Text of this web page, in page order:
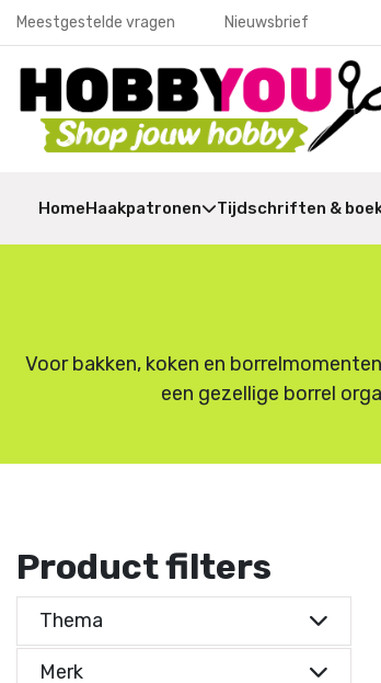
Meestgestelde vragen Nieuwsbrief
HomeHaakpatronen Tijdschriften &
Voor bakken, koken en
een gezellige borrel
Product filters
Thema
Merk